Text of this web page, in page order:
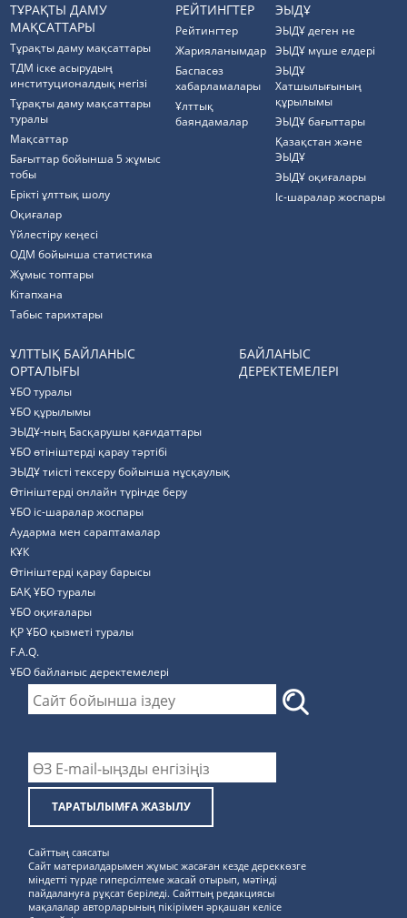
ТҰРАҚТЫ ДАМУ
МАҚСАТТАРЫ
Тұрақты даму мақсаттары
ТДМ іске асырудың
институционалдық негізі
Тұрақты даму мақсаттары
туралы
Мақсаттар
Бағыттар бойынша 5 жұмыс
тобы
Ерікті ұлттық шолу
Оқиғалар
Үйлестіру кеңесі
ОДМ бойынша статистика
Жұмыс топтары
Кітапхана
Табыс тарихтары
РЕЙТИНГТЕР
Рейтингтер
Жарияланымдар
Баспасөз
хабарламалары
Ұлттық
баяндамалар
ЭЫДҰ
ЭЫДҰ деген не
ЭЫДҰ мүше елдері
ЭЫДҰ
Хатшылығының
құрылымы
ЭЫДҰ бағыттары
Қазақстан және
ЭЫДҰ
ЭЫДҰ оқиғалары
Іс-шаралар жоспары
ҰЛТТЫҚ БАЙЛАНЫС
ОРТАЛЫҒЫ
ҰБО туралы
ҰБО құрылымы
ЭЫДҰ-ның Басқарушы қағидаттары
ҰБО өтініштерді қарау тәртібі
ЭЫДҰ тиісті тексеру бойынша нұсқаулық
Өтініштерді онлайн түрінде беру
ҰБО іс-шаралар жоспары
Аударма мен сараптамалар
КҰК
Өтініштерді қарау барысы
БАҚ ҰБО туралы
ҰБО оқиғалары
ҚР ҰБО қызметі туралы
F.A.Q.
ҰБО байланыс деректемелерi
БАЙЛАНЫС
ДЕРЕКТЕМЕЛЕРІ
ТАРАТЫЛЫМҒА ЖАЗЫЛУ
Сайттың саясаты
Сайт материалдарымен жұмыс жасаған кезде дереккөзге
міндетті түрде гиперсілтеме жасай отырып, мәтінді
пайдалануға рұқсат беріледі. Сайттың редакциясы
мақалалар авторларының пікірімен әрқашан келісе